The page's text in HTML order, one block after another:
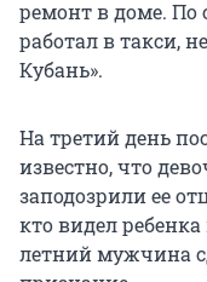
ремонт в доме. По
работал в такси,
Кубань».
На третий день
известно, что
заподозрили ее
кто видел
летний мужчина